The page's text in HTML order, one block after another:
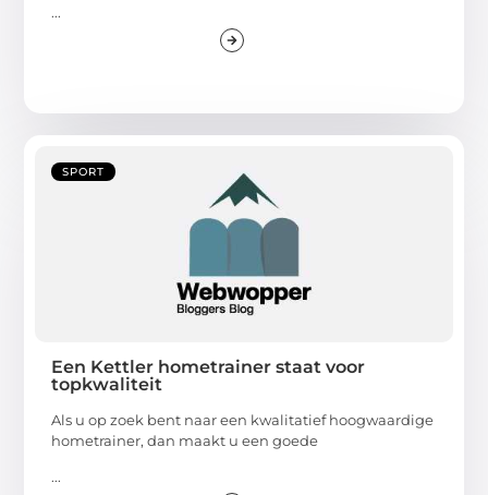
...
SPORT
Een Kettler hometrainer staat voor
topkwaliteit
Als u op zoek bent naar een kwalitatief hoogwaardige
hometrainer, dan maakt u een goede
...